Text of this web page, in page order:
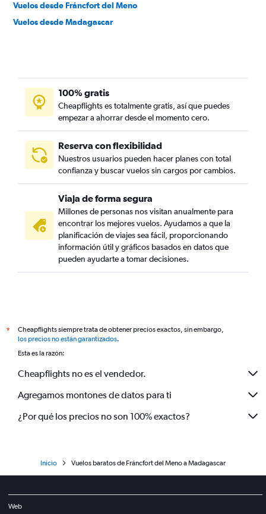
Vuelos desde Fráncfort del Meno
Vuelos desde Madagascar
100% gratis
Cheapflights es totalmente gratis, así que puedes
empezar a ahorrar desde el momento cero.
Reserva con flexibilidad
Nuestros usuarios pueden hacer planes con total
confianza y buscar vuelos sin cargos por cambios.
Viaja de forma segura
Millones de personas nos visitan anualmente para
encontrar los mejores vuelos. Ayudamos a que la
planificación de viajes sea fácil, proporcionando
información útil y gráficos basados en datos que
pueden ayudarte a tomar decisiones.
*
Cheapflights siempre trata de obtener precios exactos, sin embargo,
los precios no están garantizados.
Esta es la razón:
Cheapflights no es el vendedor.
Agregamos montones de datos para ti
¿Por qué los precios no son 100% exactos?
Inicio Vuelos baratos de Fráncfort del Meno a Madagascar
Web